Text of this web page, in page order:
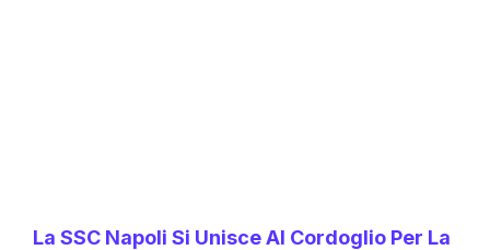
La SSC Napoli Si Unisce Al Cordoglio Per La